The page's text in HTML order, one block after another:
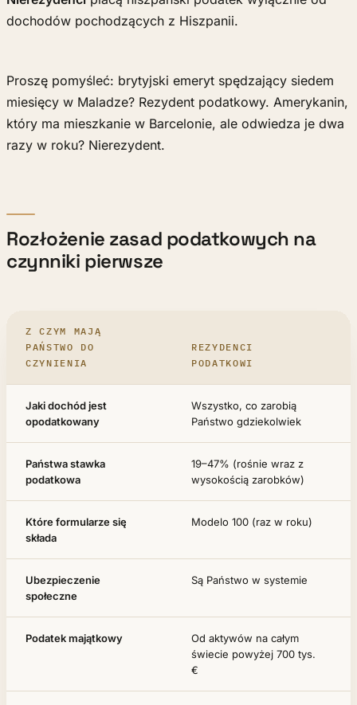
dochodów pochodzących z Hiszpanii.
Proszę pomyśleć: brytyjski emeryt spędzający siedem
miesięcy w Maladze? Rezydent podatkowy. Amerykanin,
który ma mieszkanie w Barcelonie, ale odwiedza je dwa
razy w roku? Nierezydent.
Rozłożenie zasad podatkowych na
czynniki pierwsze
Z CZYM MAJĄ
PAŃSTWO DO
CZYNIENIA
REZYDENCI
PODATKOWI
Jaki dochód jest
opodatkowany
Wszystko, co zarobią
Państwo gdziekolwiek
Państwa stawka
podatkowa
19–47% (rośnie wraz z
wysokością zarobków)
Które formularze się
składa
Modelo 100 (raz w roku)
Ubezpieczenie
społeczne
Są Państwo w systemie
Podatek majątkowy
Od aktywów na całym
świecie powyżej 700 tys.
€